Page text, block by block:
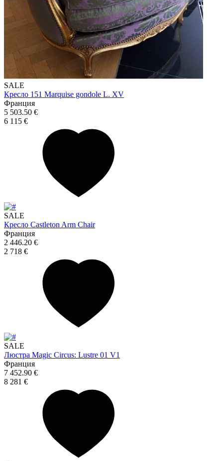
SALE
Кресло 151 Marquise gondole L. XV
Франция
5 503.50 €
6 115 €
SALE
Кресло Castleton Arm Chair
Франция
2 446.20 €
2 718 €
SALE
Люстра Magic Circus: Lustre 01 V1
Франция
7 452.90 €
8 281 €